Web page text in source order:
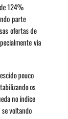
124%
parte
ofertas de
via
pouco
os
no índice
voltando